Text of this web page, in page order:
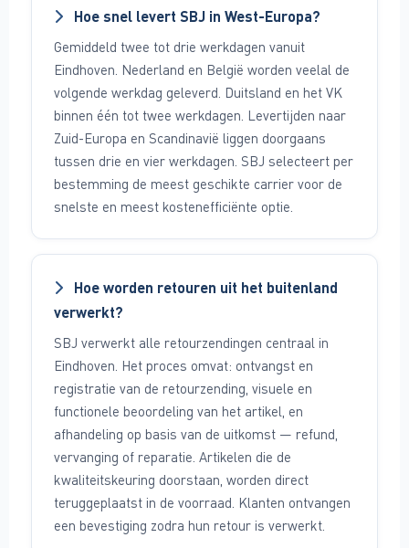
Hoe snel levert SBJ in West-Europa?
Gemiddeld twee tot drie werkdagen vanuit
Eindhoven. Nederland en België worden veelal de
volgende werkdag geleverd. Duitsland en het VK
binnen één tot twee werkdagen. Levertijden naar
Zuid-Europa en Scandinavië liggen doorgaans
tussen drie en vier werkdagen. SBJ selecteert per
bestemming de meest geschikte carrier voor de
snelste en meest kostenefficiënte optie.
Hoe worden retouren uit het buitenland
verwerkt?
SBJ verwerkt alle retourzendingen centraal in
Eindhoven. Het proces omvat: ontvangst en
registratie van de retourzending, visuele en
functionele beoordeling van het artikel, en
afhandeling op basis van de uitkomst — refund,
vervanging of reparatie. Artikelen die de
kwaliteitskeuring doorstaan, worden direct
teruggeplaatst in de voorraad. Klanten ontvangen
een bevestiging zodra hun retour is verwerkt.